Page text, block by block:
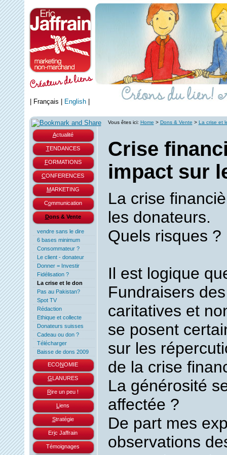
Actualité
TENDANCES
FORMATIONS
CONFERENCES
MARKETING
Communication
Dons & Vente
vendre sans le dire
6 bases minimum
Consommateur ?
Le client - donateur
Donner = Investir
Fidélisation ?
La crise et le don
Pas au Pakistan?
Spot TV
Rédaction
Ethique et collecte
Donateurs suisses
Cadeau ou don ?
Télécharger
Baisse de dons 2009
ECONOMIE
GLANURES
Rire un peu !
L iens
Stratégie
Eric Jaffrain
Témoignages
Vous êtes ici: Home > Dons & Vente > La crise et
Crise
impact sur
La crise
les donateurs.
Quels risques ?
Il est logique
Fundraisers
caritatives et
se posent
sur les
de la crise
La générosité
affectée ?
De part mes
observations
Français English|